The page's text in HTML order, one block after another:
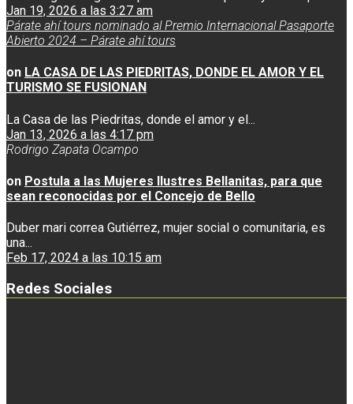
Jan 19, 2026 a las 3:27 am
Párate ahí tours nominado al Premio Internacional Pasaporte
Abierto 2024 – Párate ahí tours
on LA CASA DE LAS PIEDRITAS, DONDE EL AMOR Y EL
TURISMO SE FUSIONAN
La Casa de las Piedritas, donde el amor y el...
Jan 13, 2026 a las 4:17 pm
Rodrigo Zapata Ocampo
on Postula a las Mujeres Ilustres Bellanitas, para que
sean reconocidas por el Concejo de Bello
Duber mari correa Gutiérrez, mujer social o comunitaria, es
una...
Feb 17, 2024 a las 10:15 am
Redes Sociales